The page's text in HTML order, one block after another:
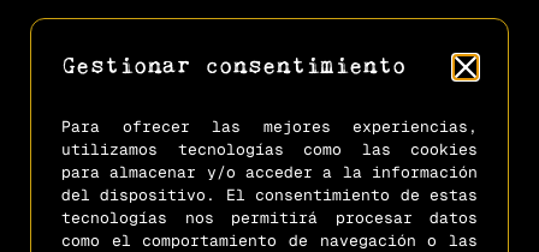
Gestionar consentimiento
Para ofrecer las mejores experiencias,
utilizamos tecnologías como las cookies
para almacenar y/o acceder a la información
del dispositivo. El consentimiento de estas
tecnologías nos permitirá procesar datos
como el comportamiento de navegación o las
Reglamento Oficial
Acceso Clientes (Gestión Citas)
contacto@mejoresescapistas.com+34 666 66 03 09
Copyright © 2025 - Diseño by